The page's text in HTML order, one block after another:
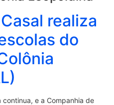
realiza
do
e a Companhia de